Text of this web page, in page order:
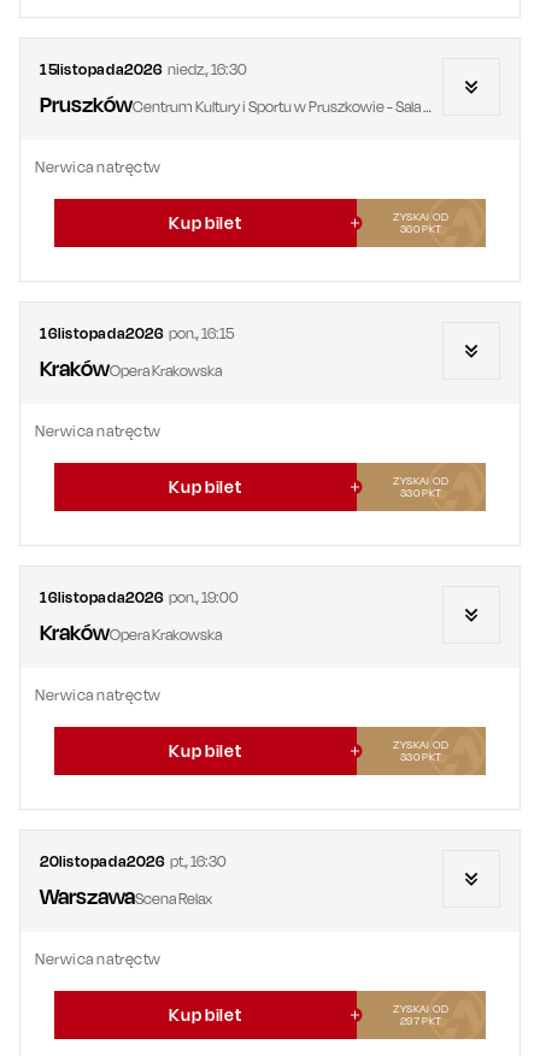
15listopada2026 niedz.,16:30
Pruszków Centrum Kultury i Sportu w Pruszkowie - Sala Widowiskowa
Nerwica natręctw
Kup bilet
ZYSKAJ OD
360PKT
16listopada2026 pon.,16:15
KrakówOpera Krakowska
Nerwica natręctw
Kup bilet
ZYSKAJ OD
330PKT
16listopada2026 pon.,19:00
KrakówOpera Krakowska
Nerwica natręctw
Kup bilet
ZYSKAJ OD
330PKT
20listopada2026 pt.,16:30
WarszawaScena Relax
Nerwica natręctw
Kup bilet
ZYSKAJ OD
297PKT